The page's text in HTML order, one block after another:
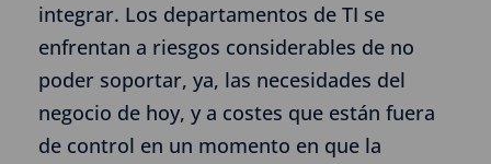
integrar. Los departamentos de TI se
enfrentan a riesgos considerables de no
poder soportar, ya, las necesidades del
negocio de hoy, y a costes que están fuera
de control en un momento en que la